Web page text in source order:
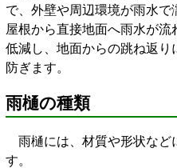
で、外壁や周辺環境が雨水で
屋根から直接地面へ雨水が
低減し、地面からの跳ね返
防ぎます。
雨樋の種類
雨樋には、材質や形状など
す。